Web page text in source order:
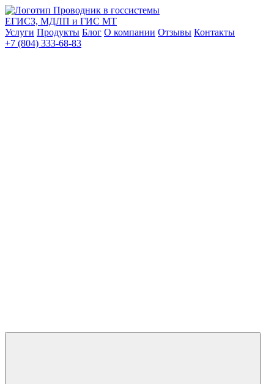
Проводник в госсистемы
ЕГИСЗ, МДЛП и ГИС МТ
Услуги Продукты Блог О компании Отзывы Контакты
+7 (804) 333-68-83